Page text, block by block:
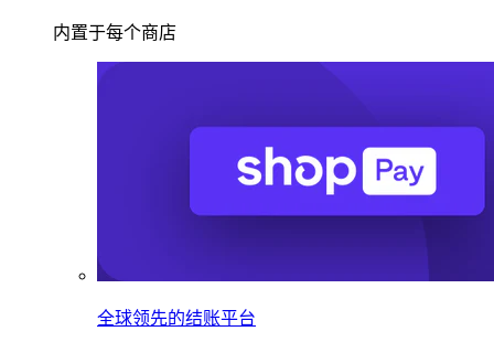
内置于每个商店
全球领先的结账平台